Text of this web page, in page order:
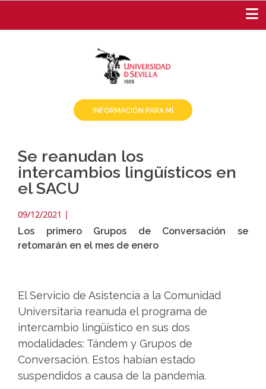
contenido
INFORMACIÓN PARA MÍ
Se reanudan los
intercambios lingüísticos en
el SACU
09/12/2021 |
Los primero Grupos de Conversación se
retomarán en el mes de enero
El Servicio de Asistencia a la Comunidad
Universitaria reanuda el programa de
intercambio lingüístico en sus dos
modalidades: Tándem y Grupos de
Conversación. Estos habían estado
suspendidos a causa de la pandemia.